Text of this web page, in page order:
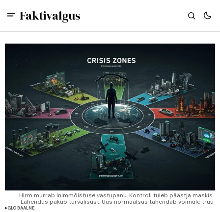
Faktivalgus
Hirm murrab inimmõistuse vastupanu. Kontroll tuleb päästja maskis.
Lahendus pakub turvalisust. Uus normaalsus tähendab võimule truu
GLOBAALNE